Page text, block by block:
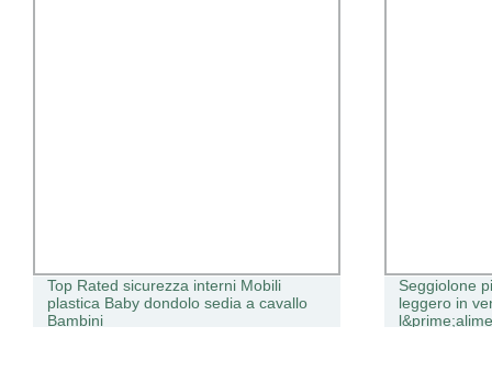
Top Rated sicurezza interni Mobili
plastica Baby dondolo sedia a cavallo
Bambini
Seggiolone
leggero in